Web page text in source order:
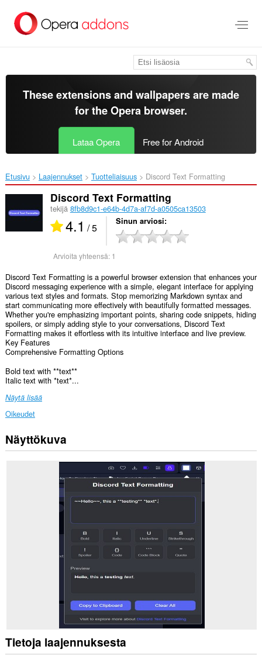
pääsisältöön
These extensions and wallpapers are made
for theOpera browser.
Lataa Opera Free for Android
Etusivu Laajennukset Tuotteliaisuus Discord Text Formatting‎
Discord Text Formatting
tekijä 8fb8d9c1-e64b-4d7a-af7d-a0505ca13503
4.1 / 5 Sinun arviosi
Arvioita yhteensä: 1
Discord Text Formatting is a powerful browser extension that enhances your
Discord messaging experience with a simple, elegant interface for applying
various text styles and formats. Stop memorizing Markdown syntax and
start communicating more effectively with beautifully formatted messages.
Whether you're emphasizing important points, sharing code snippets, hiding
spoilers, or simply adding style to your conversations, Discord Text
Formatting makes it effortless with its intuitive interface and live preview.
Key Features
Comprehensive Formatting Options
Bold text with **text**
Italic text with *text*...
Näytä lisää
Oikeudet
Laajennuksella
on
verkkosivustoissa.
Näyttökuva
Tietoja laajennuksesta